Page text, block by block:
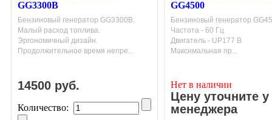
GG3300В
Бензиновый генератор GG3300В.
Малый расход топлива.
Эргономичный дизайн.
Продолжительное время непре...
14500 руб.
Количество:
GG4500
Бензиновый генератор
Частота - 60 Гц
Двигатель - UP177 В
Максимальная пр...
Нет в наличии
Цену уточните у
менеджера